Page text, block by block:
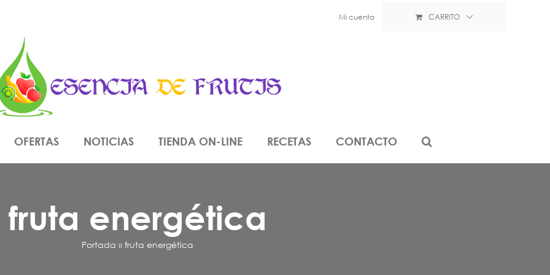
Mi cuenta CARRITO
OFERTAS NOTICIAS TIENDA ON-LINE RECETAS CONTACTO
fruta energética
Portada » fruta energética